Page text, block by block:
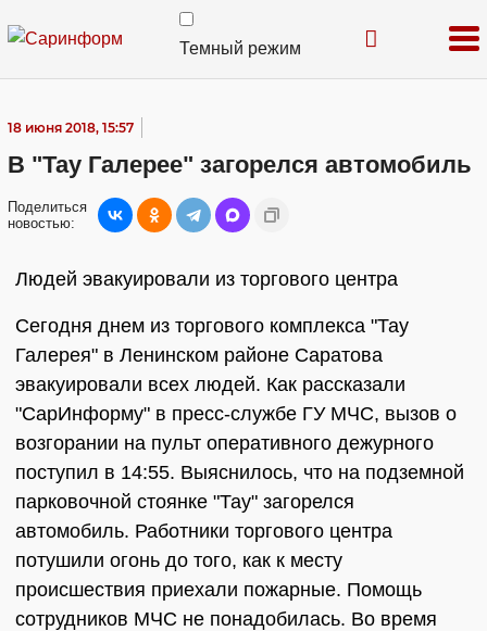
Темный режим
18 июня 2018, 15:57
В "Тау Галерее" загорелся автомобиль
Поделиться
новостью:
Людей эвакуировали из торгового центра
Сегодня днем из торгового комплекса "Тау
Галерея" в Ленинском районе Саратова
эвакуировали всех людей. Как рассказали
"СарИнформу" в пресс-службе ГУ МЧС, вызов о
возгорании на пульт оперативного дежурного
поступил в 14:55. Выяснилось, что на подземной
парковочной стоянке "Тау" загорелся
автомобиль. Работники торгового центра
потушили огонь до того, как к месту
происшествия приехали пожарные. Помощь
сотрудников МЧС не понадобилась. Во время